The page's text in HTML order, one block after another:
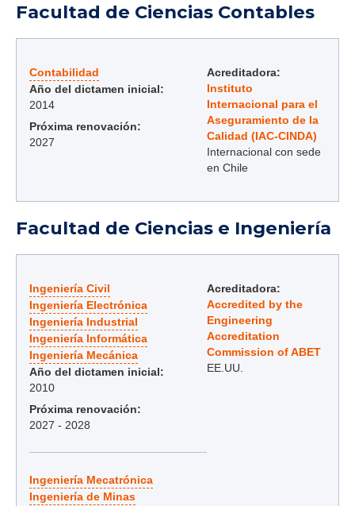
Facultad de Ciencias Contables
Contabilidad
Año del dictamen inicial:
2014
Próxima renovación:
2027
Acreditadora:
Instituto
Internacional para el
Aseguramiento de la
Calidad (IAC-CINDA)
Internacional con sede
en Chile
Facultad de Ciencias e Ingeniería
Ingeniería Civil
Ingeniería Electrónica
Ingeniería Industrial
Ingeniería Informática
Ingeniería Mecánica
Año del dictamen inicial:
2010
Próxima renovación:
2027 - 2028
Ingeniería Mecatrónica
Ingeniería de Minas
Acreditadora:
Accredited by the
Engineering
Accreditation
Commission of ABET
EE.UU.